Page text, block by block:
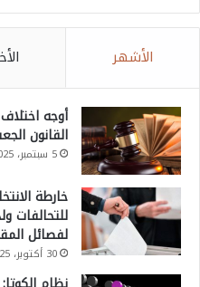
الأشهر
أوجه
القانون
5 سبتمبر، 2025
للتحالفات
لفصائل
30 أكتوبر، 2025